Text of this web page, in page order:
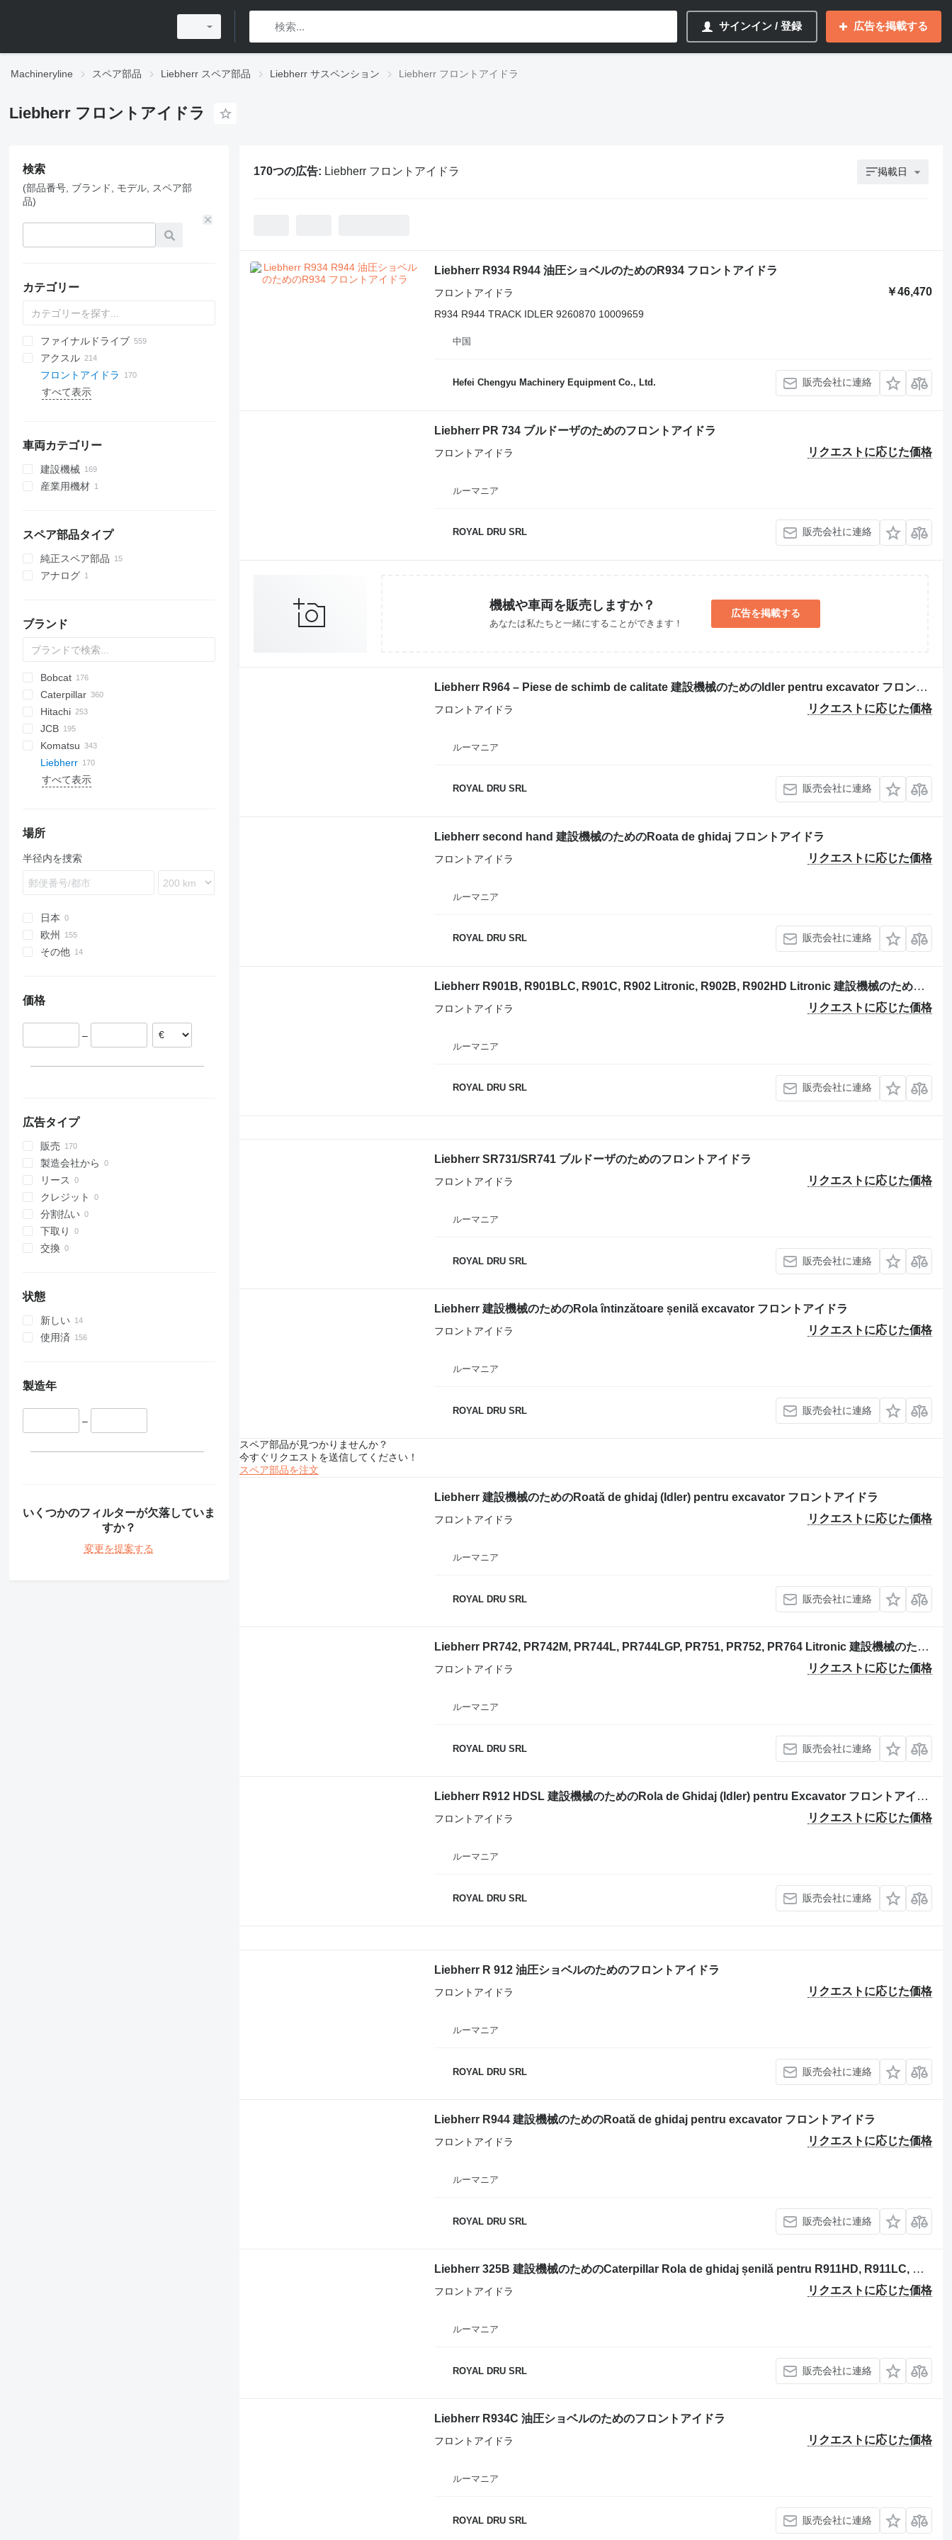
サインイン / 登録 広告を掲載する
Machineryline スペア部品 Liebherr スペア部品 Liebherr サスペンション Liebherr フロントアイドラ
Liebherr フロントアイドラ
検索
(部品番号, ブランド, モデル, スペア部
品)
カテゴリー
ファイナルドライブ
アクスル
フロントアイドラ
スチール履帯
ゴム履帯
すべて表示
車両カテゴリー
建設機械
油圧ショベル
トラックローダー
その他の建設機材
産業用機材
スペア部品タイプ
純正スペア部品
アナログ
ブランド
AX
1302
1304
1604
1704
1804
LPE
Bobcat
320
325
328
331
334
337
442
864
E series
T series
450
688
1088
1188
1650
CX
Caterpillar
215
235
245
301
302
308
311
312
314
315
317
324
329
336
345
349
365
375
DE
D series
DX
DX
TD
TD
EX
FD
FH
D-series
Hitachi
EX
ZX
Zaxis
EX-series
R-series
Robex
ECM
JCB
110
8014
8015
8032
8050
8052
8060
8080
JS
331
550
750
ERE
SK
Komatsu
D series
PC
K-series
KH-series
Liebherr
A-series
LR 631
PR722
PR734
PR741
PR752
R900
R902
R904
R914
R922
R944
R954
R984
1404
E-series
RH
EB
SE
HR
LS
TB
TC
EC
ET
B-series
すべて表示
場所
半径内を捜索
日本
欧州
ルーマニア
イタリア
その他
価格
–
広告タイプ
販売
製造会社から
リース
クレジット
分割払い
下取り
交換
状態
新しい
使用済
製造年
–
いくつかのフィルターが欠落していま
すか？
変更を提案する
170つの広告: Liebherr フロントアイドラ 掲載日
Liebherr R934 R944 油圧ショベルのためのR934 フロントアイドラ
￥46,470
フロントアイドラ
R934 R944 TRACK IDLER 9260870 10009659
中国
Hefei Chengyu Machinery Equipment Co., Ltd. 販売会社に連絡
Liebherr PR 734 ブルドーザのためのフロントアイドラ
リクエストに応じた価格
フロントアイドラ
ルーマニア
ROYAL DRU SRL 販売会社に連絡
機械や車両を販売しますか？
あなたは私たちと一緒にすることができます！
広告を掲載する
Liebherr R964 – Piese de schimb de calitate 建設機械のためのIdler pentru excavator フロントアイドラ
リクエストに応じた価格
フロントアイドラ
ルーマニア
ROYAL DRU SRL 販売会社に連絡
Liebherr second hand 建設機械のためのRoata de ghidaj フロントアイドラ
リクエストに応じた価格
フロントアイドラ
ルーマニア
ROYAL DRU SRL 販売会社に連絡
Liebherr R901B, R901BLC, R901C, R902 Litronic, R902B, R902HD Litronic 建設機械のためのRola întinzătoare senilă pentru excavator フロントアイドラ
リクエストに応じた価格
フロントアイドラ
ルーマニア
ROYAL DRU SRL 販売会社に連絡
Liebherr SR731/SR741 ブルドーザのためのフロントアイドラ
リクエストに応じた価格
フロントアイドラ
ルーマニア
ROYAL DRU SRL 販売会社に連絡
Liebherr 建設機械のためのRola întinzătoare șenilă excavator フロントアイドラ
リクエストに応じた価格
フロントアイドラ
ルーマニア
ROYAL DRU SRL 販売会社に連絡
スペア部品が見つかりませんか？
今すぐリクエストを送信してください！
スペア部品を注文
Liebherr 建設機械のためのRoată de ghidaj (Idler) pentru excavator フロントアイドラ
リクエストに応じた価格
フロントアイドラ
ルーマニア
ROYAL DRU SRL 販売会社に連絡
Liebherr PR742, PR742M, PR744L, PR744LGP, PR751, PR752, PR764 Litronic 建設機械のためのRola întinzătoare pentru buldozer フロントアイドラ
リクエストに応じた価格
フロントアイドラ
ルーマニア
ROYAL DRU SRL 販売会社に連絡
Liebherr R912 HDSL 建設機械のためのRola de Ghidaj (Idler) pentru Excavator フロントアイドラ
リクエストに応じた価格
フロントアイドラ
ルーマニア
ROYAL DRU SRL 販売会社に連絡
Liebherr R 912 油圧ショベルのためのフロントアイドラ
リクエストに応じた価格
フロントアイドラ
ルーマニア
ROYAL DRU SRL 販売会社に連絡
Liebherr R944 建設機械のためのRoată de ghidaj pentru excavator フロントアイドラ
リクエストに応じた価格
フロントアイドラ
ルーマニア
ROYAL DRU SRL 販売会社に連絡
Liebherr 325B 建設機械のためのCaterpillar Rola de ghidaj șenilă pentru R911HD, R911LC, R912, R912HD, R912H フロントアイドラ
リクエストに応じた価格
フロントアイドラ
ルーマニア
ROYAL DRU SRL 販売会社に連絡
Liebherr R934C 油圧ショベルのためのフロントアイドラ
リクエストに応じた価格
フロントアイドラ
ルーマニア
ROYAL DRU SRL 販売会社に連絡